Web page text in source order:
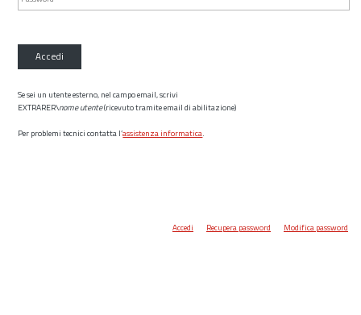
Accedi
Se sei un utente esterno, nel campo email, scrivi
EXTRARER\nome utente(ricevuto tramite email di abilitazione)
Per problemi tecnici contatta l’assistenza informatica.
Accedi Recupera password Modifica password